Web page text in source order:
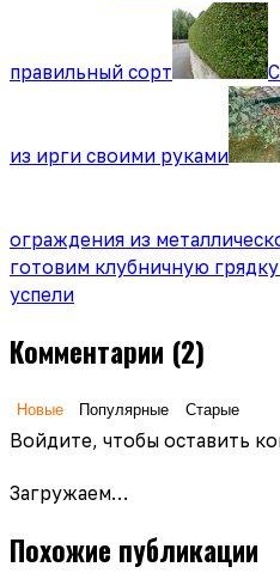
правильный сорт
из ирги своими руками
ограждения из
готовим клубничную
успели
Комментарии (2)
Новые Популярные Старые
Войдите, чтобы оставить
Загружаем…
Похожие публикации